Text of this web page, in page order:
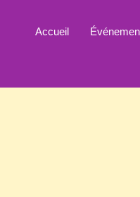
Accueil